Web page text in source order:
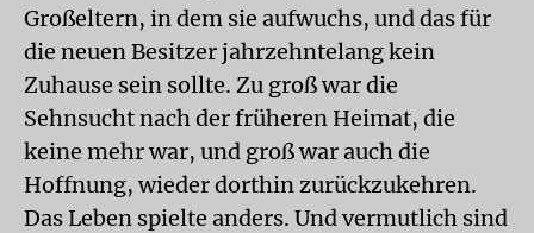
Großeltern, in dem sie aufwuchs, und das für
die neuen Besitzer jahrzehntelang kein
Zuhause sein sollte. Zu groß war die
Sehnsucht nach der früheren Heimat, die
keine mehr war, und groß war auch die
Hoffnung, wieder dorthin zurückzukehren.
Das Leben spielte anders. Und vermutlich sind